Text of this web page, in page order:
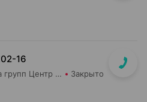
16
Добрыя леки-Эканом Аптека групп Центр ООО Аптека №19 Закрыто